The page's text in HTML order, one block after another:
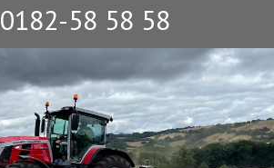
0182-58 58 58